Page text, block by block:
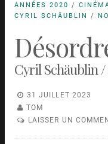
ANNÉES 2020 /
CYRIL SCHÄUBLIN
/
Cyril Schäublin /
31 JUILLET 2023
TOM
LAISSER UN